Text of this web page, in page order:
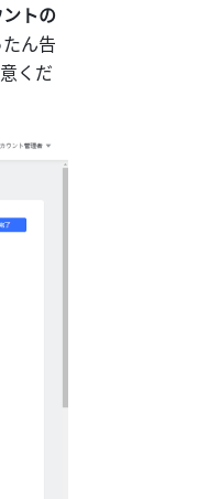
トの
ん告
くだ